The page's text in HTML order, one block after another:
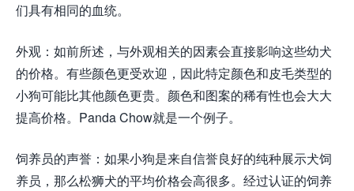
们具有相同的血统。
外观：如前所述，与外观相关的因素会直接影响这些幼犬
的价格。有些颜色更受欢迎，因此特定颜色和皮毛类型的
小狗可能比其他颜色更贵。颜色和图案的稀有性也会大大
提高价格。Panda Chow就是一个例子。
饲养员的声誉：如果小狗是来自信誉良好的纯种展示犬饲
养员，那么松狮犬的平均价格会高很多。经过认证的饲养